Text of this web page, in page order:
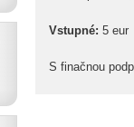
Vstupné: 5 eur
S finačnou